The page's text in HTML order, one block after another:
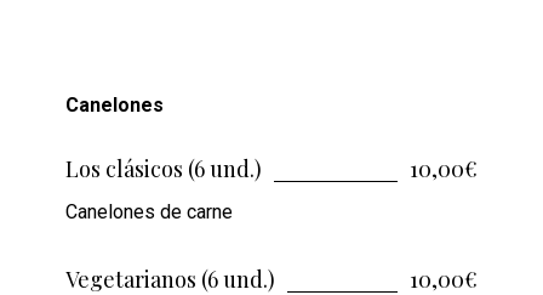
Canelones
Los clásicos (6 und.) 10,00€
Canelones de carne
Vegetarianos (6 und.) 10,00€